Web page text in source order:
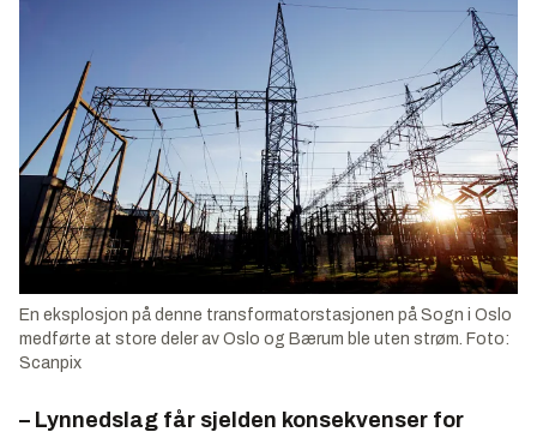
En eksplosjon på denne transformatorstasjonen på Sogn i Oslo
medførte at store deler av Oslo og Bærum ble uten strøm. Foto:
Scanpix
– Lynnedslag får sjelden konsekvenser for